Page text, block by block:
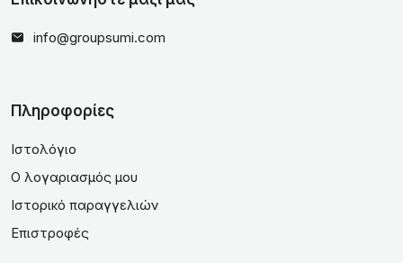
info@groupsumi.com
Πληροφορίες
Ιστολόγιο
Ο λογαριασμός μου
Ιστορικό παραγγελιών
Επιστροφές